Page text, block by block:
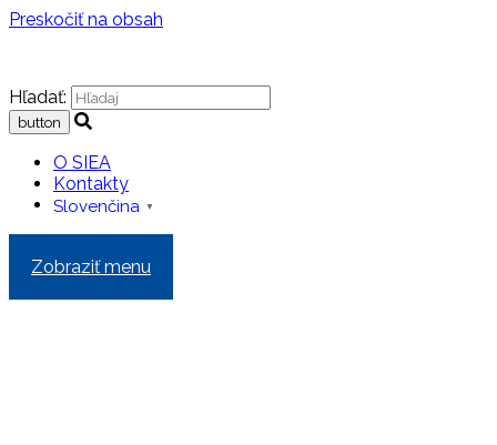
Preskočiť na obsah
Hľadať:
O SIEA
Kontakty
Slovenčina ▼
Zobraziť menu